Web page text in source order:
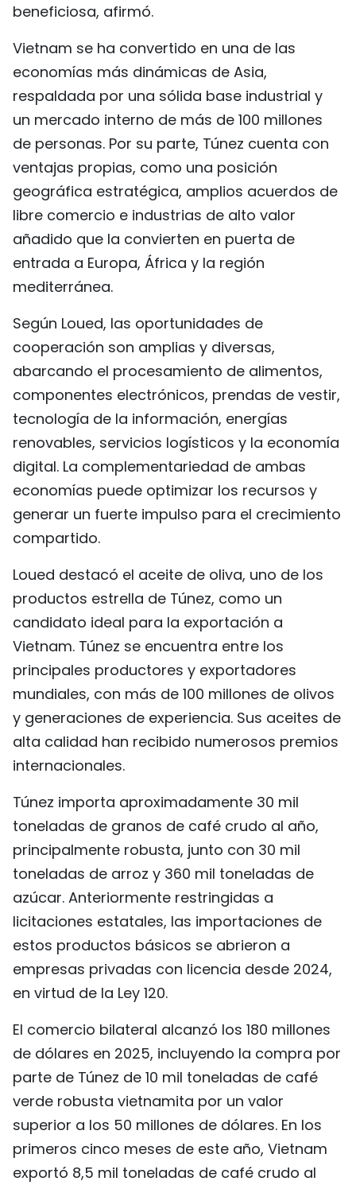
beneficiosa, afirmó.
Vietnam se ha convertido en una de las
economías más dinámicas de Asia,
respaldada por una sólida base industrial y
un mercado interno de más de 100 millones
de personas. Por su parte, Túnez cuenta con
ventajas propias, como una posición
geográfica estratégica, amplios acuerdos de
libre comercio e industrias de alto valor
añadido que la convierten en puerta de
entrada a Europa, África y la región
mediterránea.
Según Loued, las oportunidades de
cooperación son amplias y diversas,
abarcando el procesamiento de alimentos,
componentes electrónicos, prendas de vestir,
tecnología de la información, energías
renovables, servicios logísticos y la economía
digital. La complementariedad de ambas
economías puede optimizar los recursos y
generar un fuerte impulso para el crecimiento
compartido.
Loued destacó el aceite de oliva, uno de los
productos estrella de Túnez, como un
candidato ideal para la exportación a
Vietnam. Túnez se encuentra entre los
principales productores y exportadores
mundiales, con más de 100 millones de olivos
y generaciones de experiencia. Sus aceites de
alta calidad han recibido numerosos premios
internacionales.
Túnez importa aproximadamente 30 mil
toneladas de granos de café crudo al año,
principalmente robusta, junto con 30 mil
toneladas de arroz y 360 mil toneladas de
azúcar. Anteriormente restringidas a
licitaciones estatales, las importaciones de
estos productos básicos se abrieron a
empresas privadas con licencia desde 2024,
en virtud de la Ley 120.
El comercio bilateral alcanzó los 180 millones
de dólares en 2025, incluyendo la compra por
parte de Túnez de 10 mil toneladas de café
verde robusta vietnamita por un valor
superior a los 50 millones de dólares. En los
primeros cinco meses de este año, Vietnam
exportó 8,5 mil toneladas de café crudo al